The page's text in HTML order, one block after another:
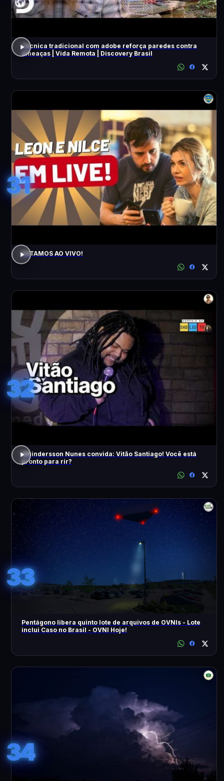
Técnica tradicional com adobe reforça paredes contra
ameaças | Vida Remota | Discovery Brasil
31
ESTAMOS AO VIVO!
32
Whindersson Nunes convida: Vitão Santiago! Você está
pronto para rir?
33
Pentágono libera quinto lote de arquivos de OVNIs - Lote
inclui Caso no Brasil - OVNI Hoje!
34